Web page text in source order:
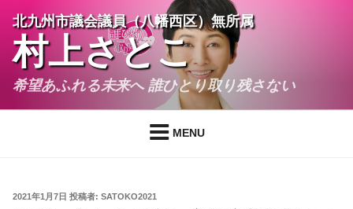
へ
北九州市議会議員（八幡西区）無所属
村上さとこ
希望あふれる未来へ 誰ひとり取り残さない
MENU
投
2021年1月7日 投稿者: SATOKO2021